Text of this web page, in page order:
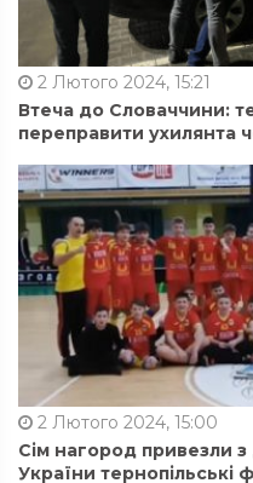
2 Лютого 2024, 15:21
Втеча до Словаччини:
переправити ухилянта
2 Лютого 2024, 15:00
Сім нагород привезли
України тернопільські